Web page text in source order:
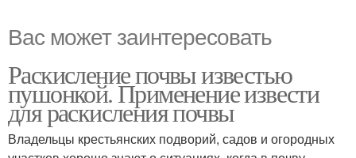
Вас может заинтересовать
Раскисление почвы известью
пушонкой. Применение извести
для раскисления почвы
Владельцы крестьянских подворий, садов и огородных